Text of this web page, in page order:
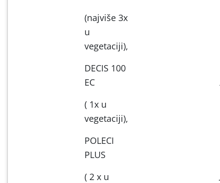
(najviše 3x
u
vegetaciji),
DECIS 100
EC
( 1x u
vegetaciji),
POLECI
PLUS
( 2 x u